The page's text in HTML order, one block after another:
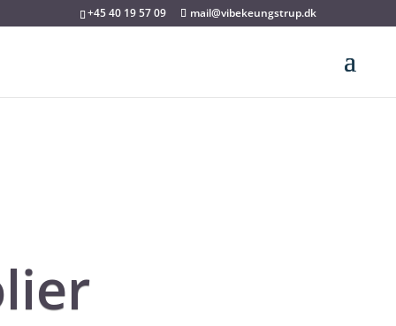
+45 40 19 57 09 mail@vibekeungstrup.dk